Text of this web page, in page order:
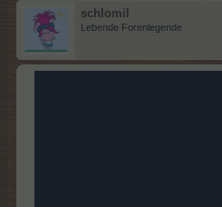
schlomil
Lebende Forenlegende